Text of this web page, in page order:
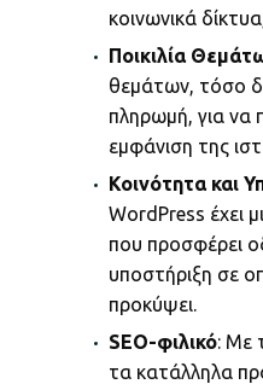
κοινωνικά
Ποικιλία
θεμάτων, τόσο
πληρωμή, για να
εμφάνιση της
Κοινότητα και
WordPress έχει
που προσφέρει
υποστήριξη σε
προκύψει.
SEO-φιλικό: Με
τα κατάλληλα